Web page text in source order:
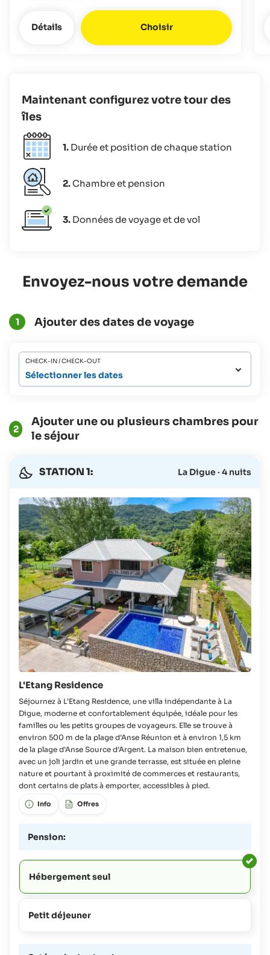
Détails Choisir
Maintenant configurez votre tour des
îles
1.Durée et position de chaque station
2.Chambre et pension
3.Données de voyage et de vol
Envoyez-nous votre demande
1 Ajouter des dates de voyage
CHECK-IN / CHECK-OUT
Sélectionner les dates
2
Ajouter une ou plusieurs chambres pour
le séjour
STATION 1: La Digue · 4 nuits
L'Etang Residence
Séjournez à L’Etang Residence, une villa indépendante à La
Digue, moderne et confortablement équipée, idéale pour les
familles ou les petits groupes de voyageurs. Elle se trouve à
environ 500 m de la plage d’Anse Réunion et à environ 1,5 km
de la plage d’Anse Source d’Argent. La maison bien entretenue,
avec un joli jardin et une grande terrasse, est située en pleine
nature et pourtant à proximité de commerces et restaurants,
dont certains de plats à emporter, accessibles à pied.
Info Offres
Pension:
Hébergement seul
Petit déjeuner